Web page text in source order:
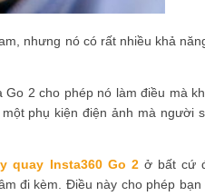
nhưng nó có rất nhiều khả
2 cho phép nó làm điều mà
phụ kiện điện ảnh mà người
quay Insta360 Go 2ở bất cứ
đi kèm. Điều này cho phép bạn